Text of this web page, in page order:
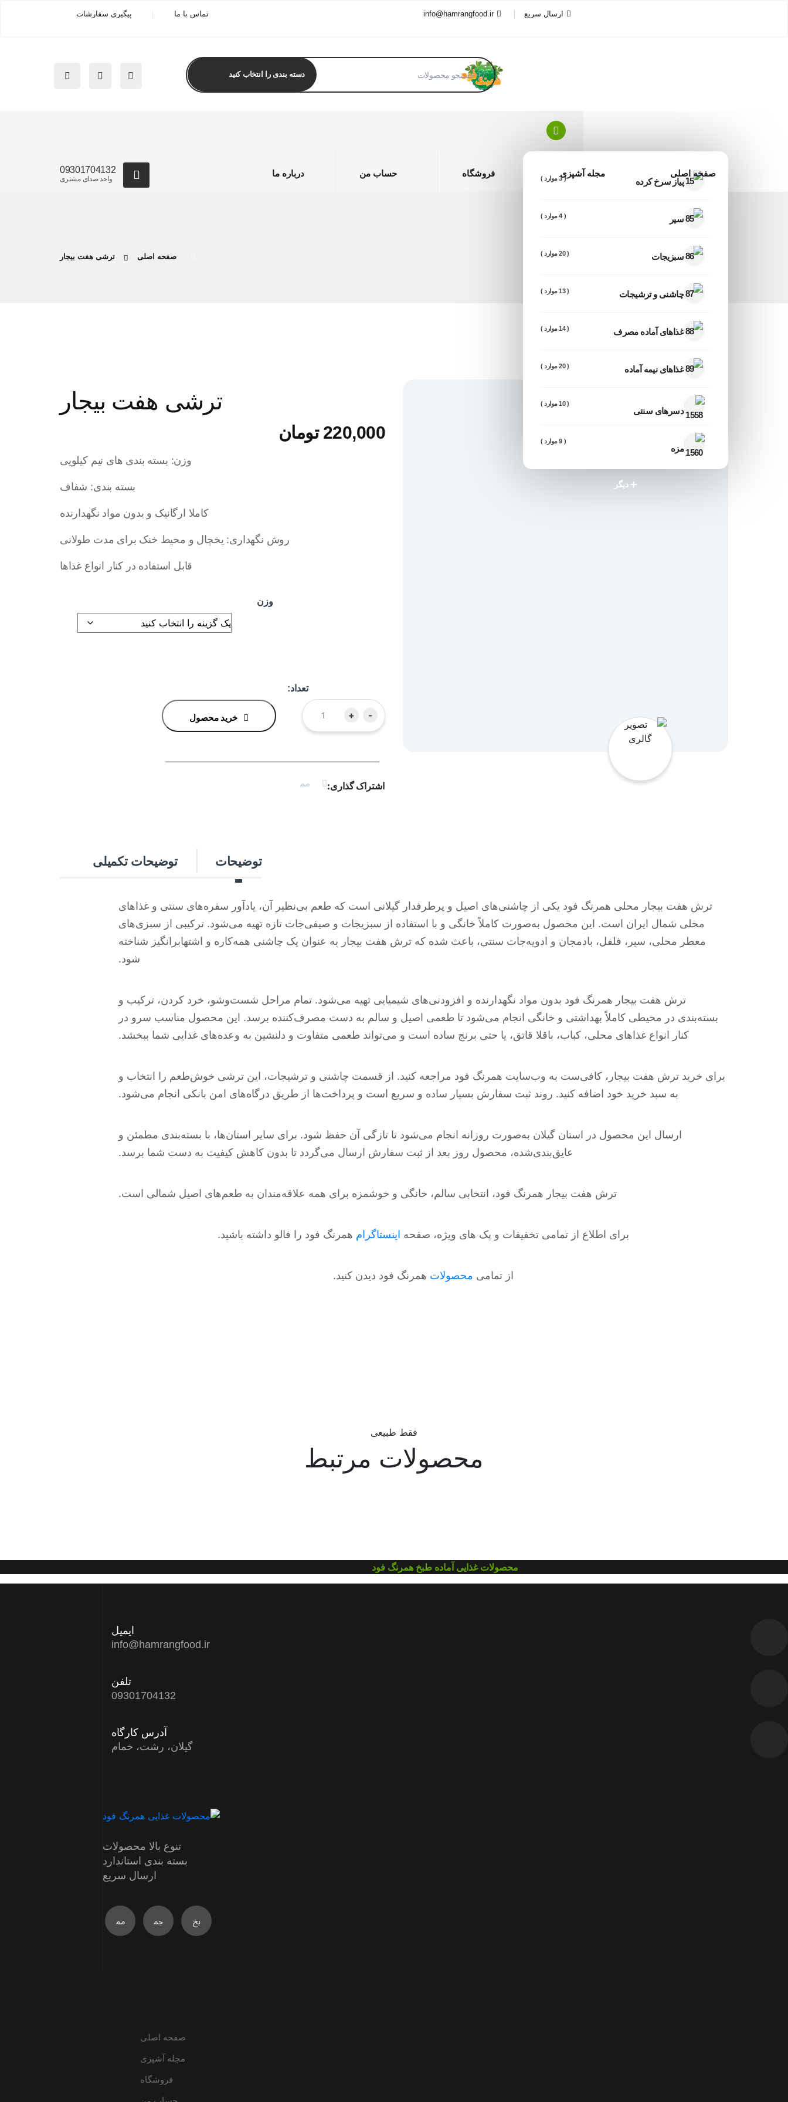
ارسال سریع info@hamrangfood.ir تماس با ما پیگیری سفارشات
پیاز سرخ کرده ( 3 موارد )
سیر ( 4 موارد )
سبزیجات ( 20 موارد )
چاشنی و ترشیجات ( 13 موارد )
غذاهای آماده مصرف ( 14 موارد )
غذاهای نیمه آماده ( 20 موارد )
دسرهای سنتی
( 10 موارد )
مزه
( 9 موارد )
+ دیگر
صفحه اصلی مجله آشپزی فروشگاه حساب من درباره ما 09301704132
واحد صدای مشتری
صفحه اصلی ترشی هفت بیجار
ترشی هفت بیجار
220,000 تومان
وزن: بسته بندی های نیم کیلویی
بسته بندی: شفاف
کاملا ارگانیک و بدون مواد نگهدارنده
روش نگهداری: یخچال و محیط خنک برای مدت طولانی
قابل استفاده در کنار انواع غذاها
وزن
تعداد:
-
+ خرید محصول
اشتراک گذاری:
توضیحات توضیحات تکمیلی
ترش هفت بیجار محلی همرنگ فود یکی از چاشنی‌های اصیل و پرطرفدار گیلانی است که طعم بی‌نظیر آن، یادآور سفره‌های سنتی و غذاهای
محلی شمال ایران است. این محصول به‌صورت کاملاً خانگی و با استفاده از سبزیجات و صیفی‌جات تازه تهیه می‌شود. ترکیبی از سبزی‌های
معطر محلی، سیر، فلفل، بادمجان و ادویه‌جات سنتی، باعث شده که ترش هفت بیجار به عنوان یک چاشنی همه‌کاره و اشتها‌برانگیز شناخته
شود.
ترش هفت بیجار همرنگ فود بدون مواد نگهدارنده و افزودنی‌های شیمیایی تهیه می‌شود. تمام مراحل شست‌وشو، خرد کردن، ترکیب و
بسته‌بندی در محیطی کاملاً بهداشتی و خانگی انجام می‌شود تا طعمی اصیل و سالم به دست مصرف‌کننده برسد. این محصول مناسب سرو در
کنار انواع غذاهای محلی، کباب، باقلا قاتق، یا حتی برنج ساده است و می‌تواند طعمی متفاوت و دلنشین به وعده‌های غذایی شما ببخشد.
برای خرید ترش هفت بیجار، کافی‌ست به وب‌سایت همرنگ فود مراجعه کنید. از قسمت چاشنی و ترشیجات، این ترشی خوش‌طعم را انتخاب و
به سبد خرید خود اضافه کنید. روند ثبت سفارش بسیار ساده و سریع است و پرداخت‌ها از طریق درگاه‌های امن بانکی انجام می‌شود.
ارسال این محصول در استان گیلان به‌صورت روزانه انجام می‌شود تا تازگی آن حفظ شود. برای سایر استان‌ها، با بسته‌بندی مطمئن و
عایق‌بندی‌شده، محصول روز بعد از ثبت سفارش ارسال می‌گردد تا بدون کاهش کیفیت به دست شما برسد.
ترش هفت بیجار همرنگ فود، انتخابی سالم، خانگی و خوشمزه برای همه علاقه‌مندان به طعم‌های اصیل شمالی است.
برای اطلاع از تمامی تخفیفات و پک های ویژه، صفحه اینستاگرام همرنگ فود را فالو داشته باشید.
از تمامی محصولات همرنگ فود دیدن کنید.
فقط طبیعی
محصولات مرتبط
محصولات غذایی آماده طبخ همرنگ فود
ایمیل
info@hamrangfood.ir
تلفن
09301704132
آدرس کارگاه
گیلان، رشت، خمام
تنوع بالا محصولات
بسته بندی استاندارد
ارسال سریع
صفحه اصلی
مجله آشپزی
فروشگاه